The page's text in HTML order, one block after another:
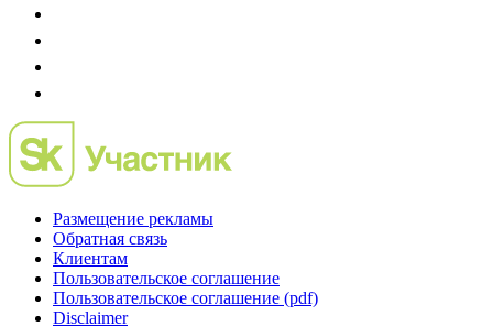
Размещение рекламы
Обратная связь